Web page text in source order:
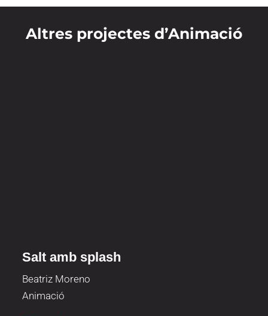
Altres projectes d’Animació
Salt amb splash
Beatriz Moreno
Animació